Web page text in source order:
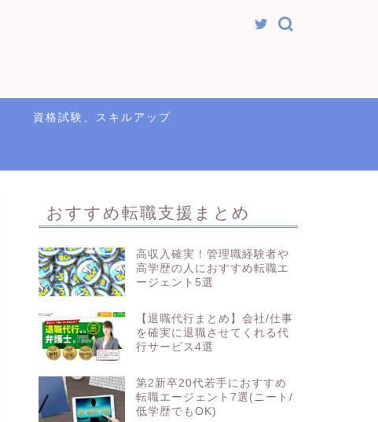
資格試験、スキルアップ
おすすめ転職支援まとめ
高収入確実！管理職経験者や
高学歴の人におすすめ転職エ
ージェント5選
【退職代行まとめ】会社/仕事
を確実に退職させてくれる代
行サービス4選
第2新卒20代若手におすすめ
転職エージェント7選(ニート/
低学歴でもOK)